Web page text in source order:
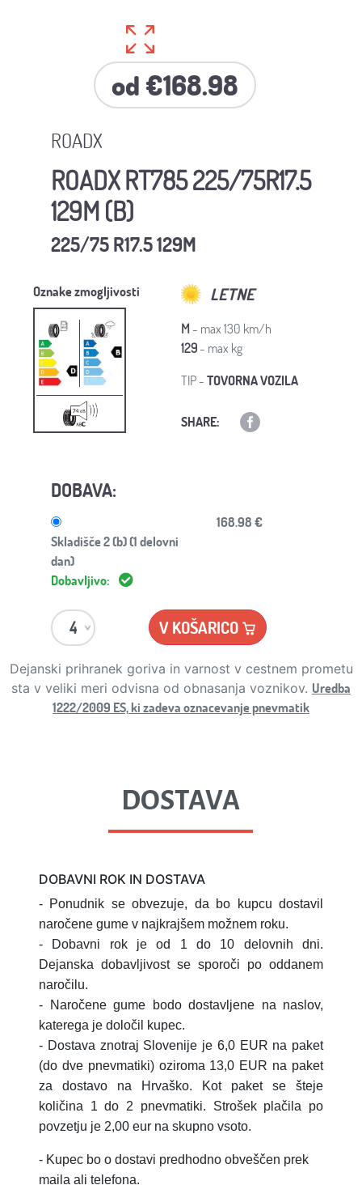
ROADX
od €168.98
ROADX RT785 225/75R17.5
129M (B)
225/75 R17.5 129M
Oznake zmogljivosti LETNE
M- max 130 km/h
129- max kg
TIP -TOVORNA VOZILA
SHARE:
DOBAVA:
Skladišče 2 (b) (1 delovni
dan)
168.98 €
Dobavljivo:
V KOŠARICO
Dejanski prihranek goriva in varnost v cestnem prometu
sta v veliki meri odvisna od obnasanja voznikov. Uredba
1222/2009 ES, ki zadeva oznacevanje pnevmatik
DOSTAVA
DOBAVNI ROK IN DOSTAVA
- Ponudnik se obvezuje, da bo kupcu dostavil
naročene gume v najkrajšem možnem roku.
- Dobavni rok je od 1 do 10 delovnih dni.
Dejanska dobavljivost se sporoči po oddanem
naročilu.
- Naročene gume bodo dostavljene na naslov,
katerega je določil kupec.
- Dostava znotraj Slovenije je 6,0 EUR na paket
(do dve pnevmatiki) oziroma 13,0 EUR na paket
za dostavo na Hrvaško.
Kot paket se šteje
količina 1 do 2 pnevmatiki. Strošek plačila po
povzetju je 2,00 eur na skupno vsoto.
- Kupec bo o dostavi predhodno obveščen prek
maila ali telefona.